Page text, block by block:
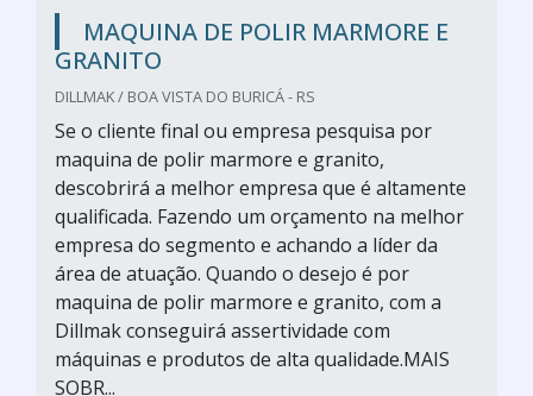
MAQUINA DE POLIR MARMORE E
GRANITO
DILLMAK / BOA VISTA DO BURICÁ - RS
Se o cliente final ou empresa pesquisa por
maquina de polir marmore e granito,
descobrirá a melhor empresa que é altamente
qualificada. Fazendo um orçamento na melhor
empresa do segmento e achando a líder da
área de atuação. Quando o desejo é por
maquina de polir marmore e granito, com a
Dillmak conseguirá assertividade com
máquinas e produtos de alta qualidade.MAIS
SOBR...